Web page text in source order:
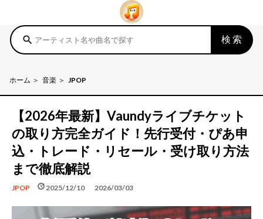
search 検索
ホーム 音楽 JPOP
【2026年最新】Vaundyライブチケット
の取り方完全ガイド！先行受付・ぴあ申
込・トレード・リセール・受け取り方法
まで徹底解説
JPOP schedule 2025/12/10
update 2026/03/03